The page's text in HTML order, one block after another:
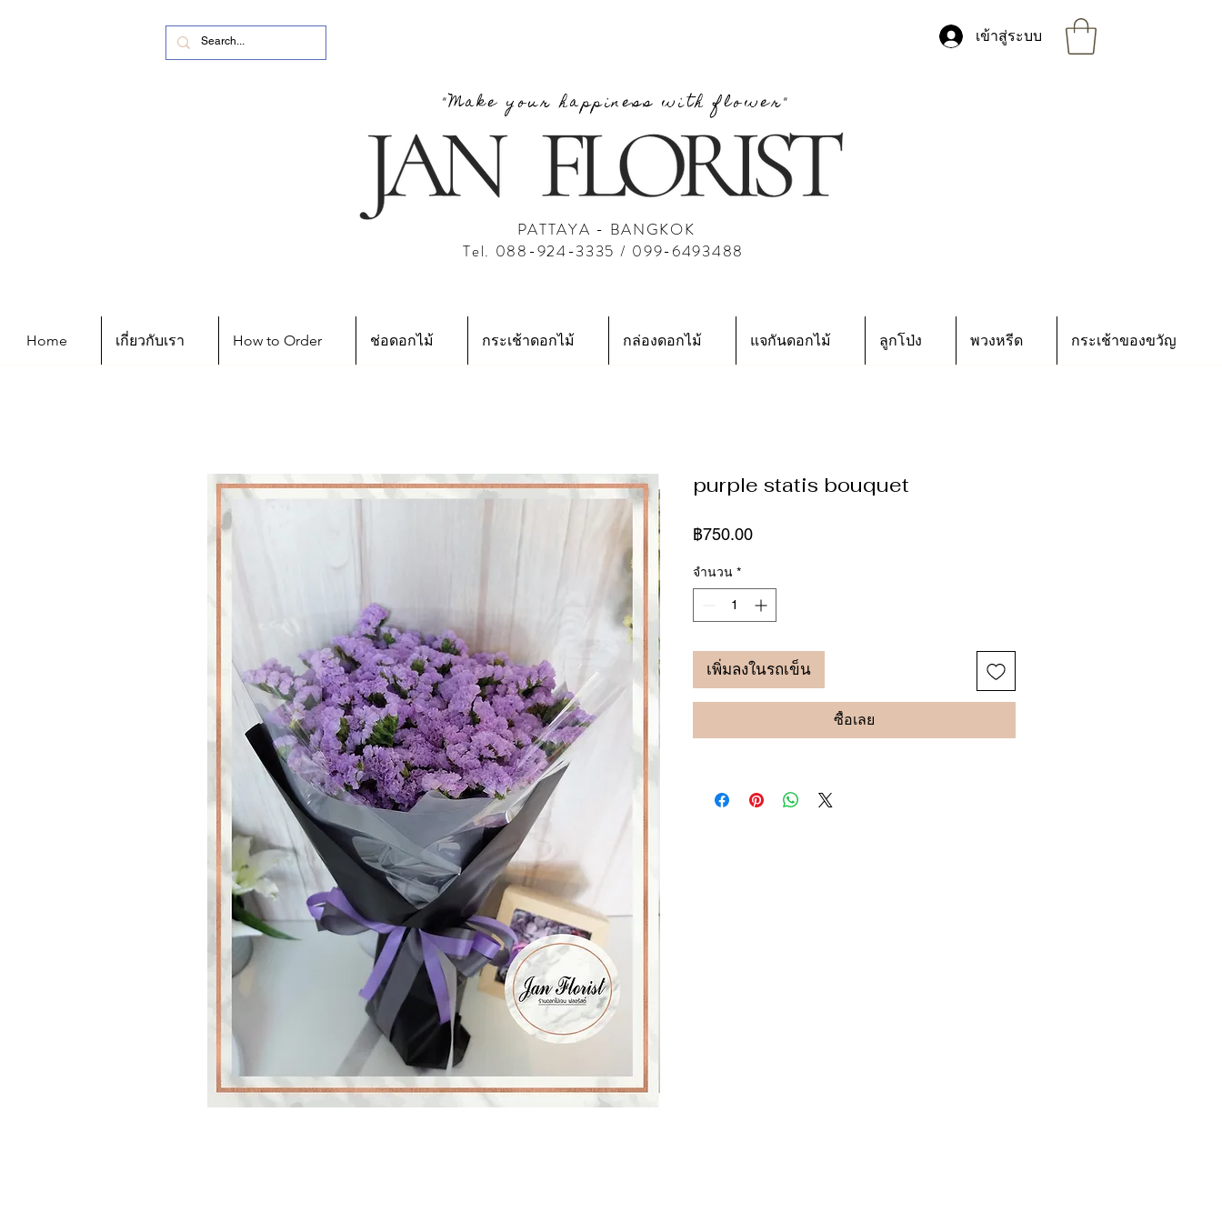
เข้าสู่ระบบ
"Make your happiness with flower"
PATTAYA - BANGKOK
Tel. 088-924-3335 / 099-6493488
Home เกี่ยวกับเรา How to Order ช่อดอกไม้ กระเช้าดอกไม้ กล่องดอกไม้ แจกันดอกไม้ ลูกโป่ง พวงหรีด กระเช้าของขวัญ
purple statis bouquet
฿750.00ราคา
จำนวน *
เพิ่มลงในรถเข็น
ซื้อเลย